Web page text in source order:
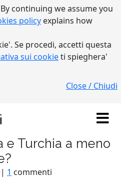
continuing we assume you
policy explains how
Se procedi, accetti questa
sui cookieti spieghera'
Close / Chiudi
e Turchia a meno
| 1 commenti